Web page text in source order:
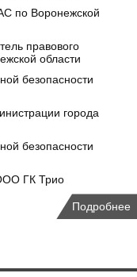
по Воронежской
правового
области
безопасности
города
безопасности
ГК Трио
Подробнее